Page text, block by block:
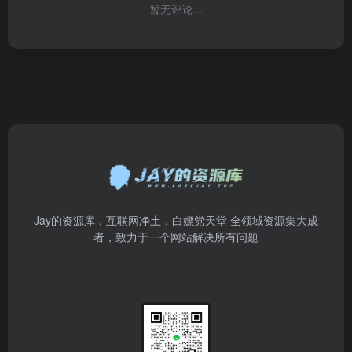
暂无评论...
Jay的资源库，互联网净土，白嫖党天堂 全领域资源集大成
者，致力于一个网站解决所有问题